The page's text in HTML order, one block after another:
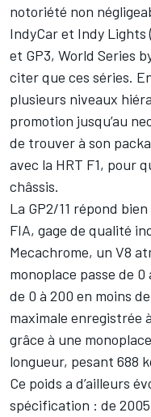
notoriété non
IndyCar et Indy Lights
et GP3, World Series
citer que ces séries.
plusieurs niveaux
promotion jusqu’au
de trouver à son
avec la HRT F1, pour
châssis.
La GP2/11 répond
FIA, gage de qualité
Mecachrome, un V8
monoplace passe de 0
de 0 à 200 en moins
maximale enregistrée
grâce à une
longueur, pesant 688
Ce poids a d’ailleurs
spécification : de